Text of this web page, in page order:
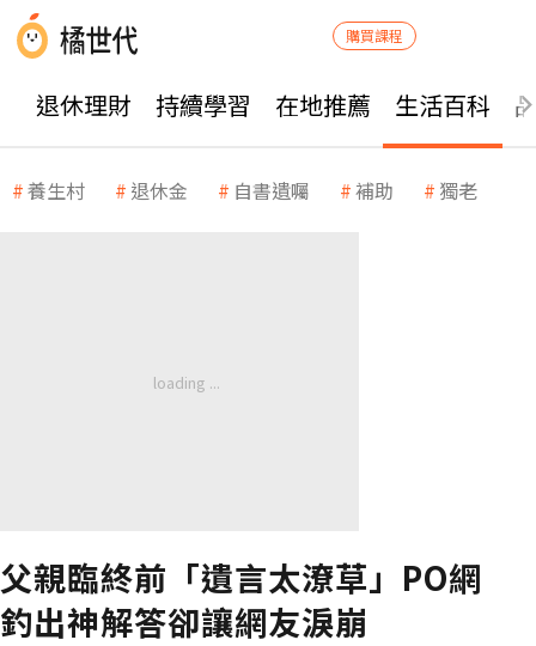
購買課程
退休理財 持續學習 在地推薦 生活百科
養生村 退休金 自書遺囑 補助 獨老
父親臨終前「遺言太潦草」PO網
釣出神解答卻讓網友淚崩